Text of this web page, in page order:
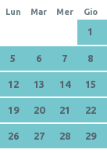
Lun Mar Mer Gio
1
5 6 7 8
12 13 14 15
19 20 21 22
26 27 28 29